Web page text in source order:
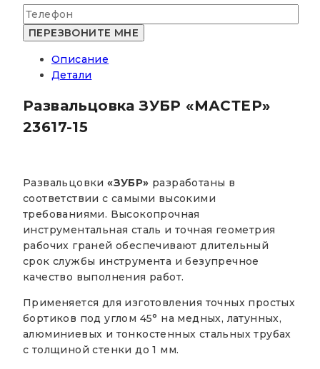
Описание
Детали
Развальцовка ЗУБР «МАСТЕР»
23617-15
Развальцовки«ЗУБР» разработаны в
соответствии с самыми высокими
требованиями. Высокопрочная
инструментальная сталь и точная геометрия
рабочих граней обеспечивают длительный
срок службы инструмента и безупречное
качество выполнения работ.
Применяется для изготовления точных простых
бортиков под углом 45° на медных, латунных,
алюминиевых и тонкостенных стальных трубах
с толщиной стенки до 1 мм.